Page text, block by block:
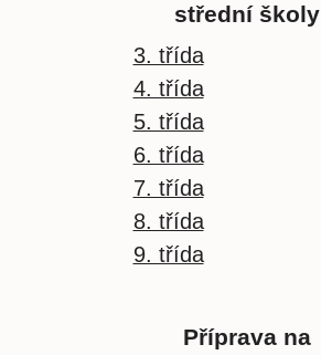
střední školy
3. třída
4. třída
5. třída
6. třída
7. třída
8. třída
9. třída
Příprava na